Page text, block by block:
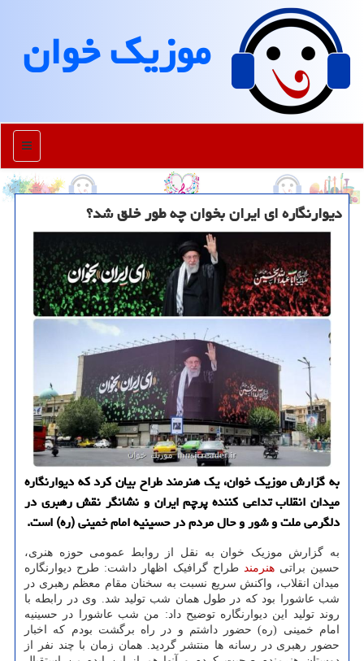
موزیك خوان
منو
دیوارنگاره ای ایران بخوان چه طور خلق شد؟
به گزارش موزیک خوان، یک هنرمند طراح بیان کرد که دیوارنگاره
میدان انقلاب تداعی کننده پرچم ایران و نشانگر نقش رهبری در
دلگرمی ملت و شور و حال مردم در حسینیه امام خمینی (ره) است.
به گزارش موزیک خوان به نقل از روابط عمومی حوزه هنری،
حسین براتیهنرمند طراح گرافیک اظهار داشت: طرح دیوارنگاره
میدان انقلاب، واکنش سریع نسبت به سخنان مقام معظم رهبری در
شب عاشورا بود که در طول همان شب تولید شد. وی در رابطه با
روند تولید این دیوارنگاره توضیح داد: من شب عاشورا در حسینیه
امام خمینی (ره) حضور داشتم و در راه برگشت بودم که اخبار
حضور رهبری در رسانه ها منتشر گردید. همان زمان با چند نفر از